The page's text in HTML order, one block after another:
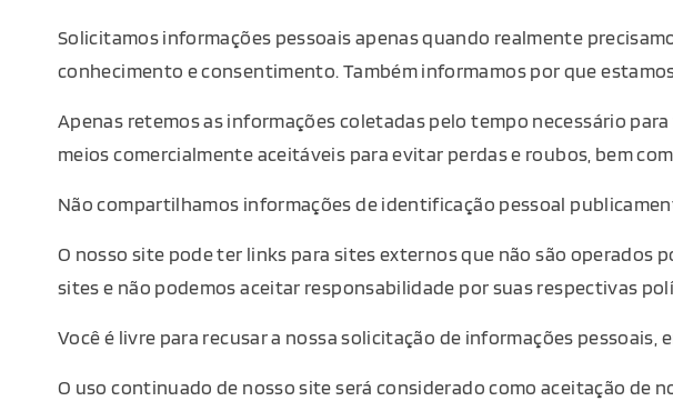
Solicitamos informações pessoais apenas quando realmente
conhecimento e consentimento. Também informamos por que
Apenas retemos as informações coletadas pelo tempo necessário
meios comercialmente aceitáveis ​​para evitar perdas e roubos, bem
Não compartilhamos informações de identificação pessoal
O nosso site pode ter links para sites externos que não são operados
sites e não podemos aceitar responsabilidade por suas respectivas
Você é livre para recusar a nossa solicitação de informações
O uso continuado de nosso site será considerado como aceitação de